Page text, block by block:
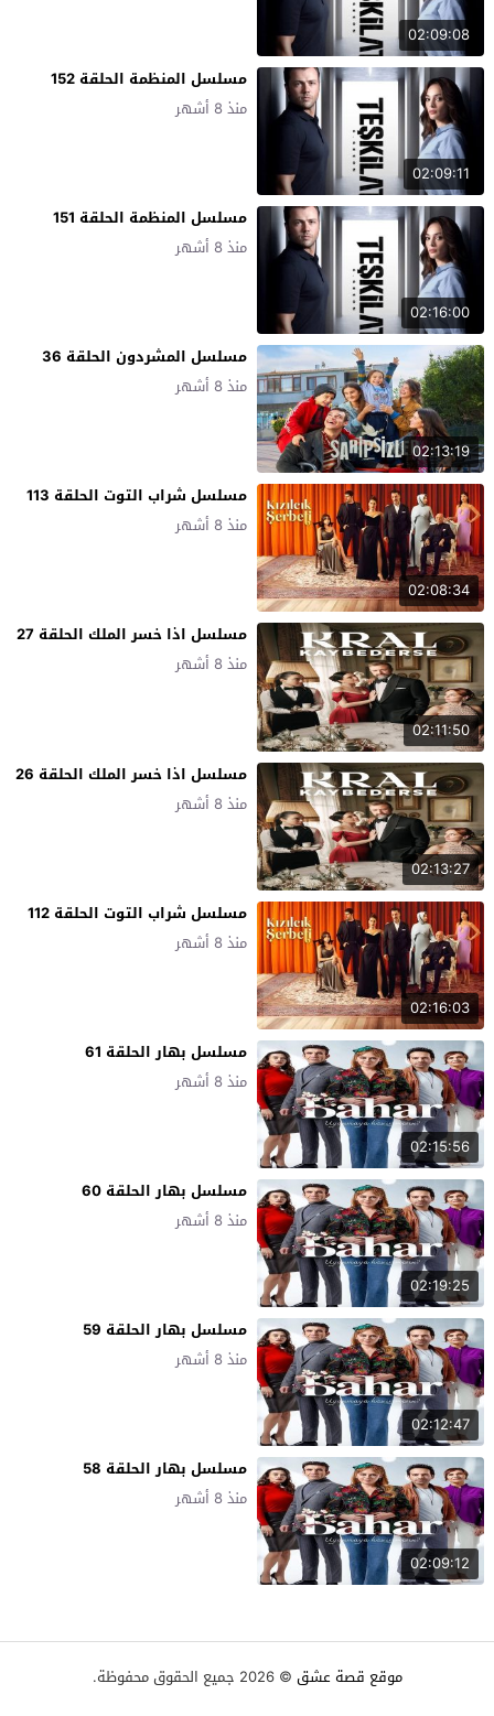
02:09:08
02:09:11
مسلسل المنظمة الحلقة 152
منذ 8 أشهر
02:16:00
مسلسل المنظمة الحلقة 151
منذ 8 أشهر
02:13:19
مسلسل المشردون الحلقة 36
منذ 8 أشهر
02:08:34
مسلسل شراب التوت الحلقة 113
منذ 8 أشهر
02:11:50
مسلسل اذا خسر الملك الحلقة 27
منذ 8 أشهر
02:13:27
مسلسل اذا خسر الملك الحلقة 26
منذ 8 أشهر
02:16:03
مسلسل شراب التوت الحلقة 112
منذ 8 أشهر
02:15:56
مسلسل بهار الحلقة 61
منذ 8 أشهر
02:19:25
مسلسل بهار الحلقة 60
منذ 8 أشهر
02:12:47
مسلسل بهار الحلقة 59
منذ 8 أشهر
02:09:12
مسلسل بهار الحلقة 58
منذ 8 أشهر
موقع قصة عشق © 2026 جميع الحقوق محفوظة.